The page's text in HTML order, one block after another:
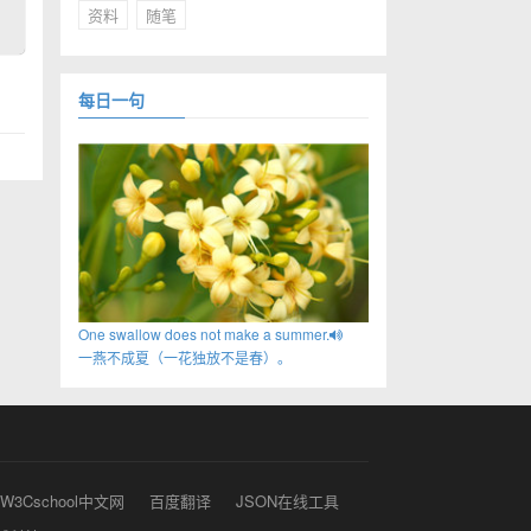
资料 随笔
每日一句
One swallow does not make a summer.
一燕不成夏（一花独放不是春）。
W3Cschool中文网 百度翻译
JSON在线工具